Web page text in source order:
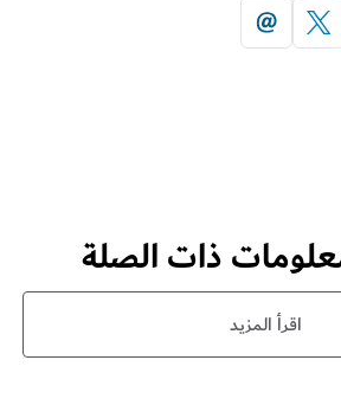
ذات الصلة
اقرأ المزيد